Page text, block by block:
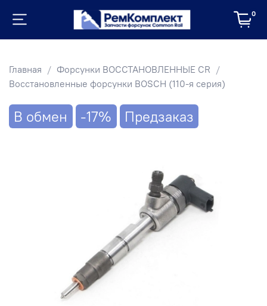
0
Главная
Форсунки ВОССТАНОВЛЕННЫЕ CR
Восстановленные форсунки BOSCH (110-я серия)
В обмен -17% Предзаказ